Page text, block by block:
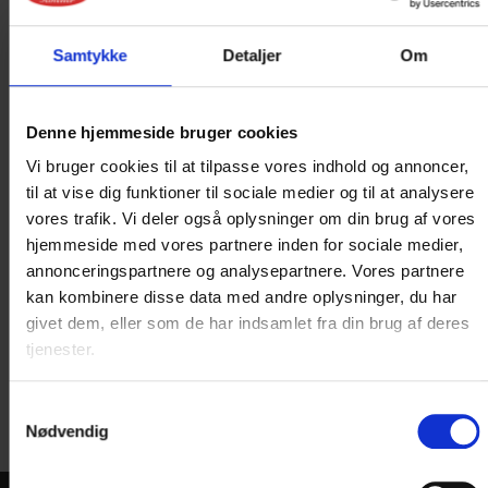
Samtykke Detaljer Om
Denne hjemmeside bruger cookies
Vi bruger cookies til at tilpasse vores indhold og annoncer,
til at vise dig funktioner til sociale medier og til at analysere
vores trafik. Vi deler også oplysninger om din brug af vores
hjemmeside med vores partnere inden for sociale medier,
annonceringspartnere og analysepartnere. Vores partnere
kan kombinere disse data med andre oplysninger, du har
givet dem, eller som de har indsamlet fra din brug af deres
tjenester.
Nødvendig